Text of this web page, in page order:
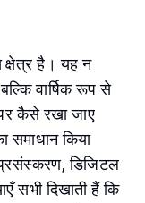
क्षेत्र है। यह न
वार्षिक रूप से
कैसे रखा जाए
समाधान किया
प्रसंस्करण, डिजिटल
सभी दिखाती हैं कि